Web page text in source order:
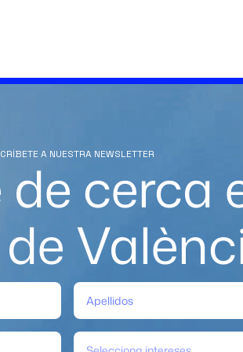
A NUESTRA NEWSLETTER
cerca